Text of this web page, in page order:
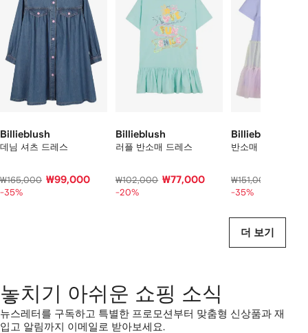
Billieblush
데님 셔츠 드레스
₩165,000 ₩99,000
-35%
Billieblush
러플 반소매 드레스
₩102,000 ₩77,000
-20%
Billieblush
반소매 티어드 드
₩151,000
-35%
더 보기
놓치기 아쉬운 쇼핑 소식
뉴스레터를 구독하고 특별한 프로모션부터 맞춤형 신상품과 재
입고 알림까지 이메일로 받아보세요.